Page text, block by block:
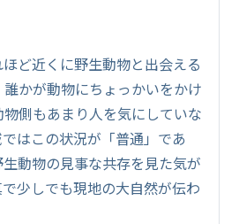
ど近くに野生動物と出会える
かが動物にちょっかいをかけ
側もあまり人を気にしていな
はこの状況が「普通」であ
動物の見事な共存を見た気が
少しでも現地の大自然が伝わ